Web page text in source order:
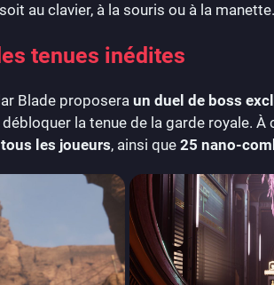
au clavier, à la souris ou à la manette.
tenues inédites
Blade proposera un duel de boss
la tenue de la garde royale. À
les joueurs, ainsi que 25 nano-